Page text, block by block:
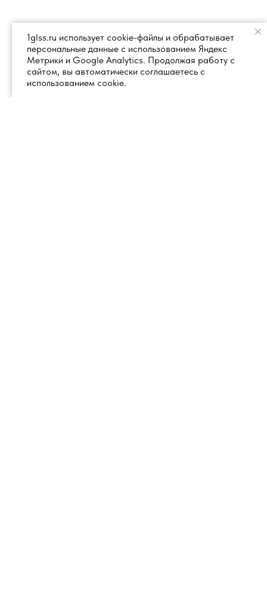
1glss.ru использует cookie-файлы и обрабатывает
персональные данные с использованием Яндекс
Метрики и Google Analytics. Продолжая работу с
сайтом, вы автоматически соглашаетесь с
использованием cookie.